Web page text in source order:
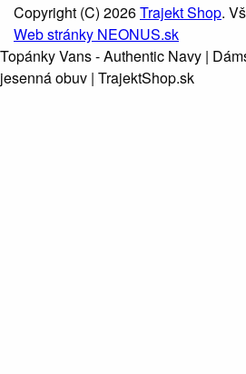
Copyright (C) 2026Trajekt Shop.
Web stránky NEONUS.sk
Topánky Vans - Authentic Navy |
jesenná obuv | TrajektShop.sk